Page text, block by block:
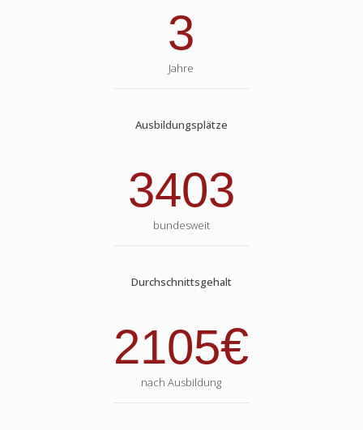
3
Jahre
Ausbildungsplätze
3403
bundesweit
Durchschnittsgehalt
2105€
nach Ausbildung